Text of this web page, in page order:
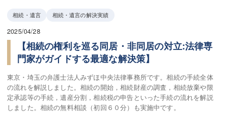
相続・遺言 相続・遺言の解決実績
2025/04/28
【相続の権利を巡る同居・非同居の対立:法律専
門家がガイドする最適な解決策】
東京・埼玉の弁護士法人みずほ中央法律事務所です。相続の手続全体
の流れを解説しました。相続の開始，相続財産の調査，相続放棄や限
定承認等の手続，遺産分割，相続税の申告といった手続の流れを解説
しました。相続の無料相談（初回６０分）も実施中です。